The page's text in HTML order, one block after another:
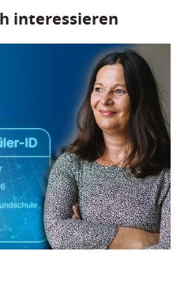
interessieren